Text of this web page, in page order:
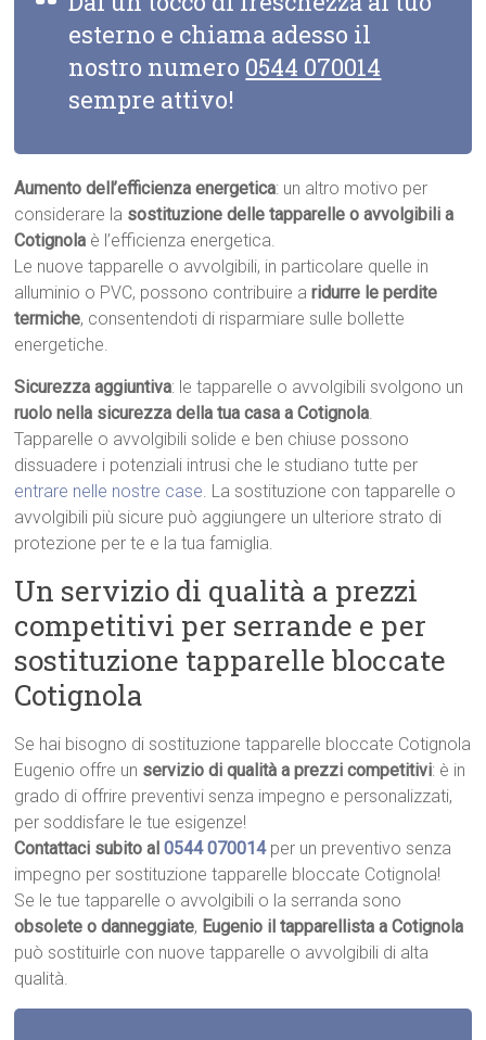
esterno e chiama adesso il
nostro numero 0544 070014
sempre attivo!
Aumento dell’efficienza energetica: un altro motivo per
considerare la sostituzione delle tapparelle o avvolgibili a
Cotignola è l’efficienza energetica.
Le nuove tapparelle o avvolgibili, in particolare quelle in
alluminio o PVC, possono contribuire aridurre le perdite
termiche, consentendoti di risparmiare sulle bollette
energetiche.
Sicurezza aggiuntiva: le tapparelle o avvolgibili svolgono un
ruolo nella sicurezza della tua casa a Cotignola.
Tapparelle o avvolgibili solide e ben chiuse possono
dissuadere i potenziali intrusi che le studiano tutte per
entrare nelle nostre case. La sostituzione con tapparelle o
avvolgibili più sicure può aggiungere un ulteriore strato di
protezione per te e la tua famiglia.
Un servizio di qualità a prezzi
competitivi per serrande e per
sostituzione tapparelle bloccate
Cotignola
Se hai bisogno di sostituzione tapparelle bloccate Cotignola
Eugenio offre un servizio di qualità a prezzi competitivi: è in
grado di offrire preventivi senza impegno e personalizzati,
per soddisfare le tue esigenze!
Contattaci subito al0544 070014 per un preventivo senza
impegno per sostituzione tapparelle bloccate Cotignola!
Se le tue tapparelle o avvolgibili o la serranda sono
obsolete o danneggiate, Eugenio il tapparellista a Cotignola
può sostituirle con nuove tapparelle o avvolgibili di alta
qualità.